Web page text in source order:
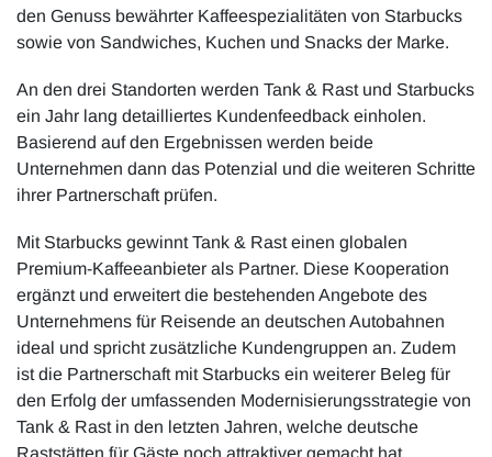
den Genuss bewährter Kaffeespezialitäten von Starbucks
sowie von Sandwiches, Kuchen und Snacks der Marke.
An den drei Standorten werden Tank & Rast und Starbucks
ein Jahr lang detailliertes Kundenfeedback einholen.
Basierend auf den Ergebnissen werden beide
Unternehmen dann das Potenzial und die weiteren Schritte
ihrer Partnerschaft prüfen.
Mit Starbucks gewinnt Tank & Rast einen globalen
Premium-Kaffeeanbieter als Partner. Diese Kooperation
ergänzt und erweitert die bestehenden Angebote des
Unternehmens für Reisende an deutschen Autobahnen
ideal und spricht zusätzliche Kundengruppen an. Zudem
ist die Partnerschaft mit Starbucks ein weiterer Beleg für
den Erfolg der umfassenden Modernisierungsstrategie von
Tank & Rast in den letzten Jahren, welche deutsche
Raststätten für Gäste noch attraktiver gemacht hat.